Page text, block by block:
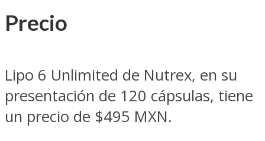
Precio
Lipo 6 Unlimited de Nutrex, en su
presentación de 120 cápsulas, tiene
un precio de $495 MXN.